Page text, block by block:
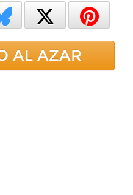
AL AZAR